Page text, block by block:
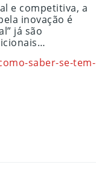
e competitiva, a
inovação é
já são
saber-se-tem-